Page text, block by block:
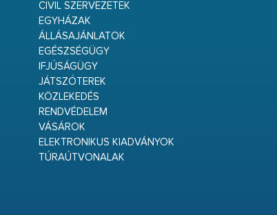
CIVIL SZERVEZETEK
EGYHÁZAK
ÁLLÁSAJÁNLATOK
EGÉSZSÉGÜGY
IFJÚSÁGÜGY
JÁTSZÓTEREK
KÖZLEKEDÉS
RENDVÉDELEM
VÁSÁROK
ELEKTRONIKUS KIADVÁNYOK
TÚRAÚTVONALAK